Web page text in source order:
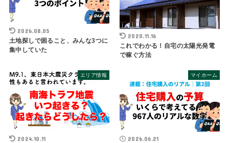
2026.08.05
土地探しで困ること、みんな3つに
集中していた
2020.11.16
これでわかる！自宅の太陽光発電
で稼ぐ方法
エリア情報
2024.10.11
マイホーム
2026.06.21